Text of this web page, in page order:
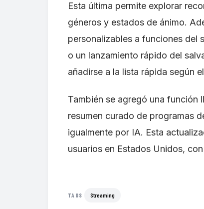
Esta última permite explorar
géneros y estados de ánimo.
personalizables a funciones del
o un lanzamiento rápido del
añadirse a la lista rápida según
También se agregó una función
resumen curado de programas
igualmente por IA. Esta
usuarios en Estados Unidos,
TAGS Streaming